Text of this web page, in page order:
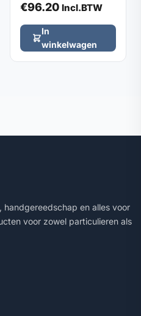
€96.20 Incl.BTW
In
winkelwagen
en alles voor
voor zowel particulieren als